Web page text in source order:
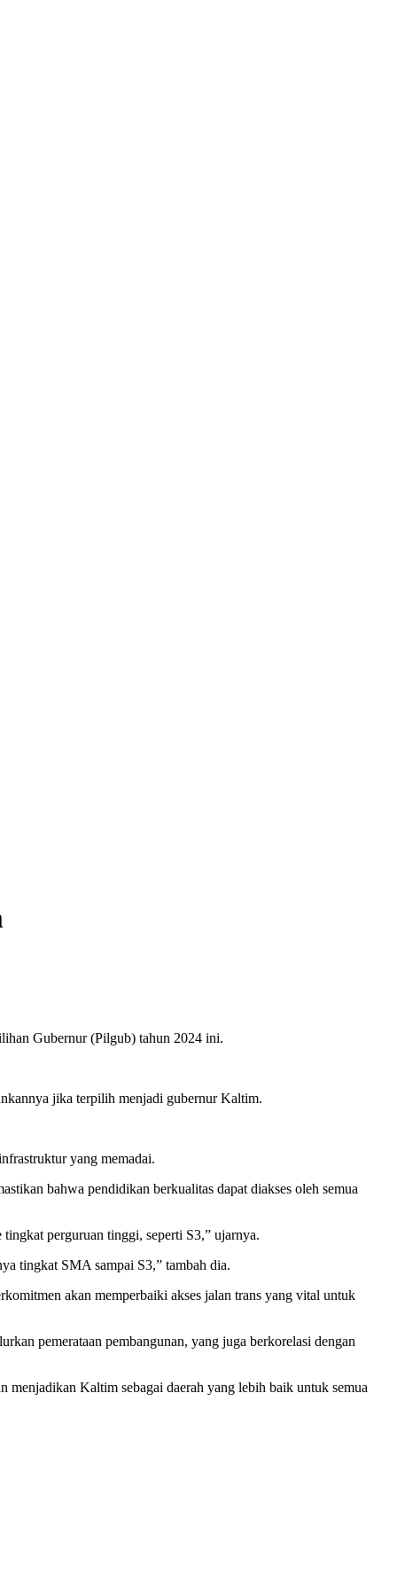
Gubernur (Pilgub) tahun 2024 ini.
jika terpilih menjadi gubernur Kaltim.
yang memadai.
bahwa pendidikan berkualitas dapat diakses oleh semua
perguruan tinggi, seperti S3,” ujarnya.
tingkat SMA sampai S3,” tambah dia.
akan memperbaiki akses jalan trans yang vital untuk
pemerataan pembangunan, yang juga berkorelasi dengan
Kaltim sebagai daerah yang lebih baik untuk semua